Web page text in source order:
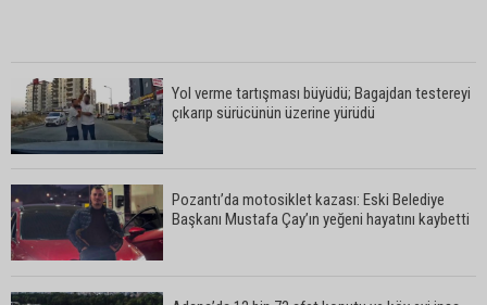
Yol verme tartışması büyüdü; Bagajdan testereyi
çıkarıp sürücünün üzerine yürüdü
Pozantı’da motosiklet kazası: Eski Belediye
Başkanı Mustafa Çay’ın yeğeni hayatını kaybetti